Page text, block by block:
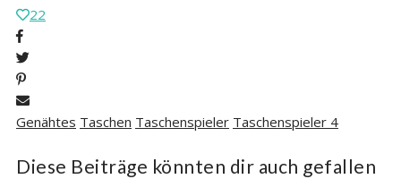
22
Genähtes Taschen Taschenspieler Taschenspieler 4
Diese Beiträge könnten dir auch gefallen